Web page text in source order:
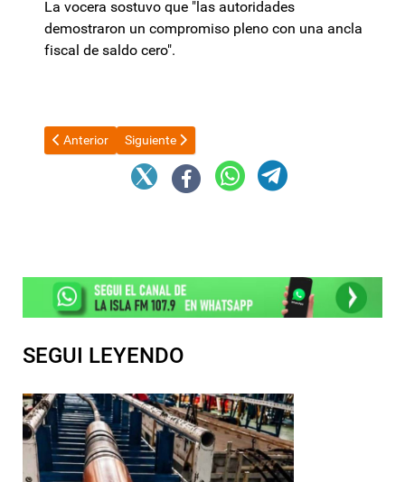
La vocera sostuvo que "las autoridades
demostraron un compromiso pleno con una ancla
fiscal de saldo cero".
Artículo anterior: Milei dijo que enfrentó un “intento de Golpe
Anterior Artículo siguiente: La inflación de abril fue de
Siguiente
SEGUI LEYENDO